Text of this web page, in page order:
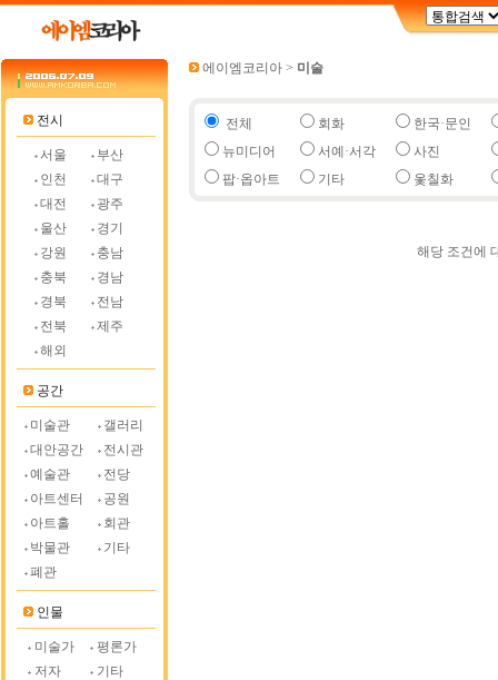
전시
서울
부산
인천
대구
대전
광주
울산
경기
강원
충남
충북
경남
경북
전남
전북
제주
해외
공간
미술관
갤러리
대안공간
전시관
예술관
전당
아트센터
공원
아트홀
회관
박물관
기타
폐관
인물
미술가
평론가
저자
기타
에이엠코리아 > 미술
전체 회화
한국·문인
뉴미디어
서예·서각
사진
팝·옵아트
기타 옻칠화
해당 조건에